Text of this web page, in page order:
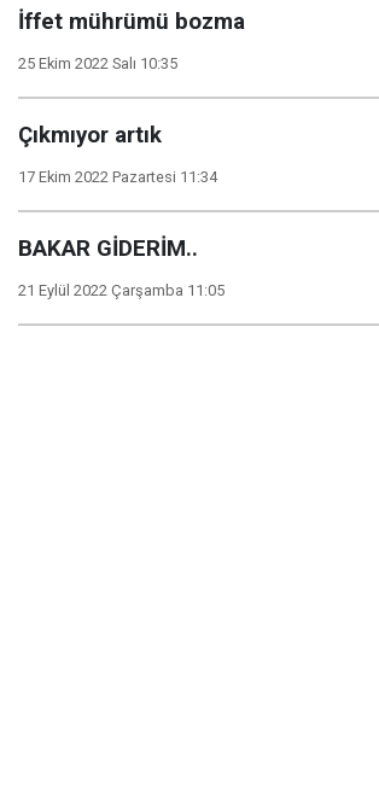
İffet mührümü bozma
25 Ekim 2022 Salı 10:35
Çıkmıyor artık
17 Ekim 2022 Pazartesi 11:34
BAKAR GİDERİM..
21 Eylül 2022 Çarşamba 11:05